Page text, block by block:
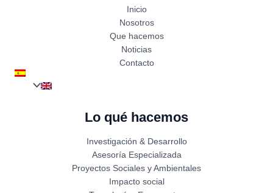
Inicio
Nosotros
Que hacemos
Noticias
Contacto
Lo qué hacemos
Investigación & Desarrollo
Asesoría Especializada
Proyectos Sociales y Ambientales
Impacto social